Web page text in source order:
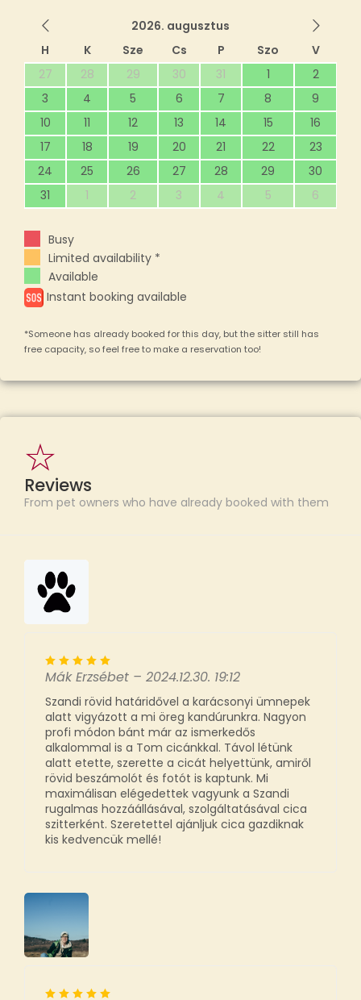
2026. augusztus
H
K Sze Cs P Szo
V
27
28 29 30 31 1
2
3
4 5 6 7 8
9
10
11 12 13 14 15
16
17
18 19 20 21 22
23
24
25 26 27 28 29
30
31
1 2 3 4 5 6
Busy
Limited availability *
Available
Instant booking available
*Someone has already booked for this day, but the sitter still has
free capacity, so feel free to make a reservation too!
Reviews
From pet owners who have already booked with them
Mák Erzsébet – 2024.12.30. 19:12
Szandi rövid határidővel a karácsonyi ümnepek
alatt vigyázott a mi öreg kandúrunkra. Nagyon
profi módon bánt már az ismerkedős
alkalommal is a Tom cicánkkal. Távol létünk
alatt etette, szerette a cicát helyettünk, amiről
rövid beszámolót és fotót is kaptunk. Mi
maximálisan elégedettek vagyunk a Szandi
rugalmas hozzáállásával, szolgáltatásával cica
szitterként. Szeretettel ajánljuk cica gazdiknak
kis kedvencük mellé!